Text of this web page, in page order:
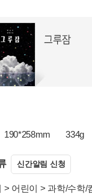
190*258mm 334g
신간알림 신청
> 어린이 >과학/수학/